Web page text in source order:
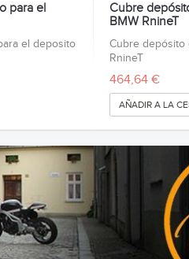
para el
el deposito
Cubre
BMW RnineT
Cubre depósito
RnineT
464,64 €
AÑADIR A LA